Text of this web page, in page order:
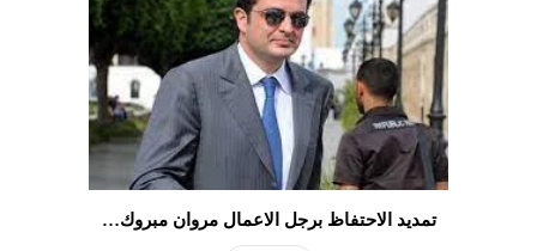
تمديد الاحتفاظ برجل الاعمال مروان مبروك…